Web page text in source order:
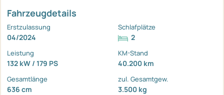
Fahrzeugdetails
Erstzulassung
04/2024
Schlafplätze
2
Leistung
132 kW / 179 PS
KM-Stand
40.200 km
Gesamtlänge
636 cm
zul. Gesamtgew.
3.500 kg